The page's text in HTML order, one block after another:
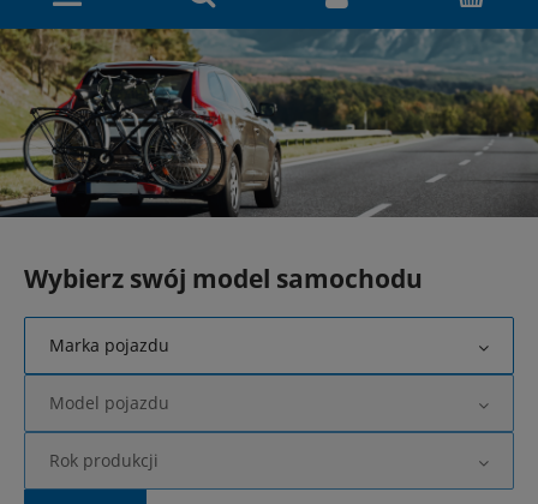
Wybierz swój model samochodu
Marka pojazdu
Model pojazdu
Rok produkcji